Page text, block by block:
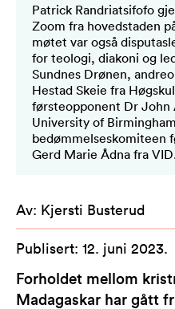
Patrick Randriatsifofo
Zoom fra hovedstaden
møtet var også
for teologi, diakoni og
Sundnes Drønen,
Hestad Skeie fra
førsteopponent Dr John
University of
bedømmelseskomiteen
Gerd Marie Ådna fra
Av: Kjersti Busterud
Publisert: 12. juni 2023.
Forholdet mellom
Madagaskar har gått